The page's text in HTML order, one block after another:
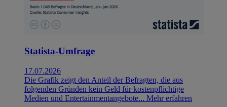
Statista-Umfrage
17.07.2026
Die Grafik zeigt den Anteil der Befragten, die aus
folgenden Gründen kein Geld für kostenpflichtige
Medien und Entertainmentangebote... Mehr erfahren